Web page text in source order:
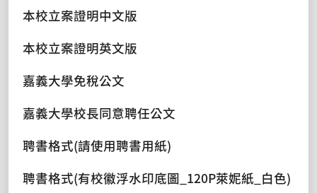
本校立案證明中文版
本校立案證明英文版
嘉義大學免稅公文
嘉義大學校長同意聘任公文
聘書格式(請使用聘書用紙)
聘書格式(有校徽浮水印底圖_120P萊妮紙_白色)